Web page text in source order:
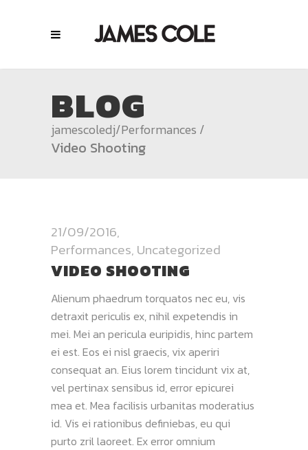
BLOG
jamescoledj/Performances /
Video Shooting
21/09/2016
Performances, Uncategorized
VIDEO SHOOTING
Alienum phaedrum torquatos nec eu, vis
detraxit periculis ex, nihil expetendis in
mei. Mei an pericula euripidis, hinc partem
ei est. Eos ei nisl graecis, vix aperiri
consequat an. Eius lorem tincidunt vix at,
vel pertinax sensibus id, error epicurei
mea et. Mea facilisis urbanitas moderatius
id. Vis ei rationibus definiebas, eu qui
purto zril laoreet. Ex error omnium